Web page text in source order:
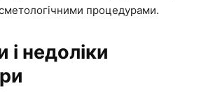
процедурами.
і недоліки